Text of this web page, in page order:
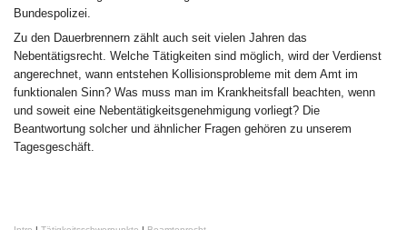
Bundespolizei.
Zu den Dauerbrennern zählt auch seit vielen Jahren das
Nebentätigsrecht. Welche Tätigkeiten sind möglich, wird der Verdienst
angerechnet, wann entstehen Kollisionsprobleme mit dem Amt im
funktionalen Sinn? Was muss man im Krankheitsfall beachten, wenn
und soweit eine Nebentätigkeitsgenehmigung vorliegt? Die
Beantwortung solcher und ähnlicher Fragen gehören zu unserem
Tagesgeschäft.